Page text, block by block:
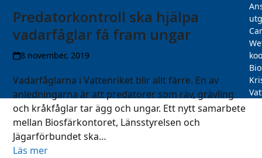
Predatorkontroll ska hjälpa
vadarfåglar få fram ungar
8 november, 2019
Vadarfåglarna i Vattenriket blir allt färre. En av
anledningarna är att predatorer som räv, grävling
och kråkfåglar tar ägg och ungar. Ett nytt samarbete
mellan Biosfärkontoret, Länsstyrelsen och
Jägarförbundet ska…
Läs mer